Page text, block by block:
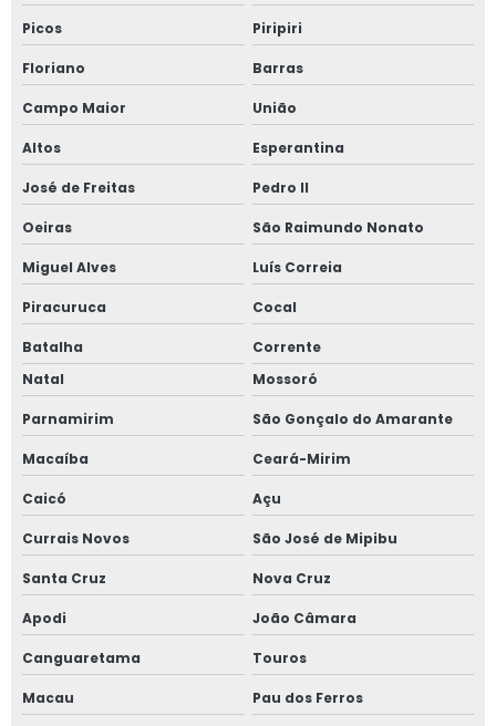
Picos Piripiri
Floriano Barras
Campo Maior União
Altos Esperantina
José de Freitas Pedro II
Oeiras São Raimundo Nonato
Miguel Alves Luís Correia
Piracuruca Cocal
Batalha
Corrente
Natal
Mossoró
Parnamirim São Gonçalo do Amarante
Macaíba Ceará-Mirim
Caicó Açu
Currais Novos São José de Mipibu
Santa Cruz Nova Cruz
Apodi João Câmara
Canguaretama Touros
Macau Pau dos Ferros